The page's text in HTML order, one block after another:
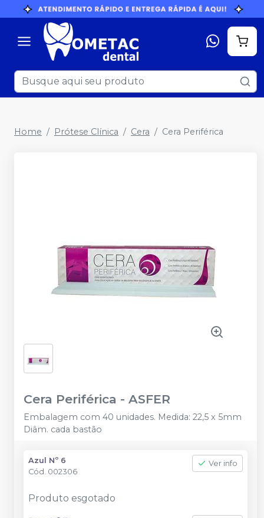
Home Prótese Clínica Cera Cera Periférica
Cera Periférica - ASFER
Embalagem com 40 unidades. Medida: 22,5 x 5mm
Diâm. cada bastão
Azul Nº 6
Cód. 002306
Ver info
Produto esgotado